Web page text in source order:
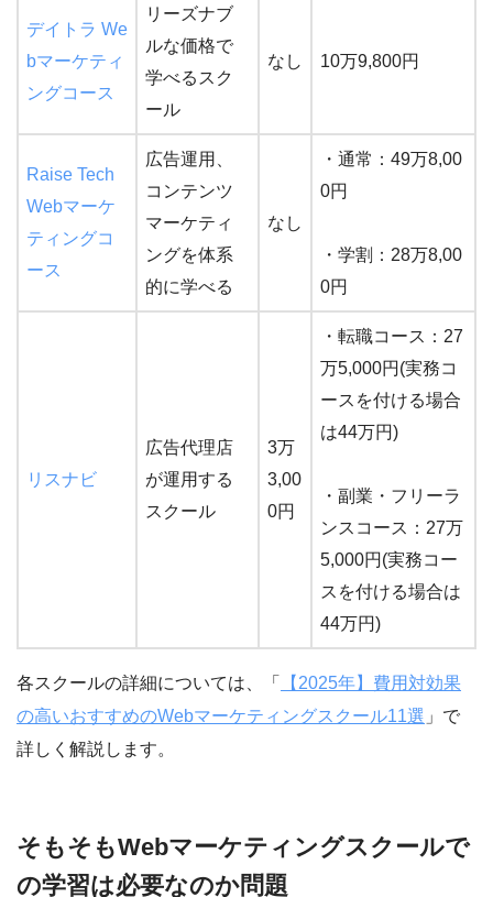
デイトラ We
bマーケティ
ングコース
リーズナブ
ルな価格で
学べるスク
ール
なし 10万9,800円
Raise Tech
Webマーケ
ティングコ
ース
広告運用、
コンテンツ
マーケティ
ングを体系
的に学べる
なし
・通常：49万8,00
0円
・学割：28万8,00
0円
リスナビ
広告代理店
が運用する
スクール
3万
3,00
0円
・転職コース：27
万5,000円(実務コ
ースを付ける場合
は44万円)
・副業・フリーラ
ンスコース：27万
5,000円(実務コー
スを付ける場合は
44万円)
各スクールの詳細については、「
【2025年】費用対効果
の高いおすすめのWebマーケティングスクール11選 」で
詳しく解説します。
そもそもWebマーケティングスクールで
の学習は必要なのか問題